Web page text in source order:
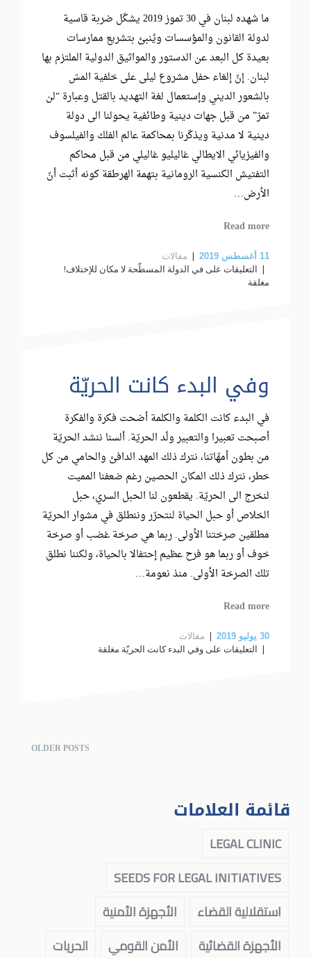
ما شهده لبنان في 30 تموز 2019 يشكّل ضربة قاسية
لدولة القانون والمؤسسات ويُنبئ بتشريع ممارسات
بعيدة كل البعد عن الدستور والمواثيق الدولية الملتزم بها
لبنان. إنّ إلغاء حفل مشروع ليلى على خلفية المسّ
بالشعور الديني وإستعمال لغة التهديد بالقتل وعبارة “لن
تمرّ” من قبل جهات دينية وطائفية يحولنا الى دولة
دينية لا مدنية ويذكّرنا بمحاكمة عالم الفلك والفيلسوف
والفيزيائي الايطالي غاليليو غاليلي من قبل محاكم
التفتيش الكنسية الرومانية بتهمة الهرطقة كونه أثبت أنّ
الأرض…
Read more
11 أغسطس 2019
مقالات
التعليقات على في الدولة المسطّحة لا مكان للإختلاف!
مغلقة
وفي البدء كانت الحريّة
في البدء كانت الكلمة والكلمة أضحت فكرة والفكرة
أصبحت تعبيرا والتعبير ولّد الحريّة. ألسنا ننشد الحريّة
من بطون أمهّاتنا، نترك ذلك المهد الدافئ والحامي من كل
خطر، نترك ذلك المكان الحصين رغم ضعفنا المميت
لنخرج الى الحريّة. يقطعون لنا الحبل السري، حبل
الخلاص أو حبل الحياة لنتحرّر وننطلق في مشوار الحريّة
مطلقين صرختنا الأولى. ربما هي صرخة غضب أو صرخة
خوف أو ربما هو فرح عظيم إحتفالا بالحياة، ولكننا نطلق
تلك الصرخة الأولى. منذ نعومة…
Read more
30 يوليو 2019
مقالات
التعليقات على وفي البدء كانت الحريّة مغلقة
OLDER POSTS
قائمة العلامات
LEGAL CLINIC
SEEDS FOR LEGAL INITIATIVES
استقلالية القضاء
الأجهزة الأمنية
الأجهزة القضائية
الأمن القومي
الحريات